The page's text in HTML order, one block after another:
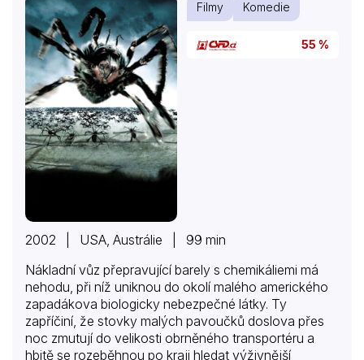
Filmy Komedie
55 %
2002 | USA, Austrálie | 99 min
Nákladní vůz přepravující barely s chemikáliemi má
nehodu, při níž uniknou do okolí malého amerického
zapadákova biologicky nebezpečné látky. Ty
zapříčiní, že stovky malých pavoučků doslova přes
noc zmutují do velikosti obrněného transportéru a
hbitě se rozeběhnou po kraji hledat výživnější